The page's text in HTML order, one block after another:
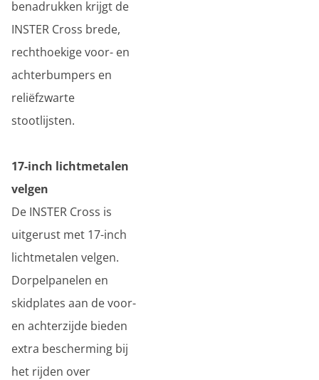
benadrukken krijgt de
INSTER Cross brede,
rechthoekige voor- en
achterbumpers en
reliëfzwarte
stootlijsten.
17-inch lichtmetalen
velgen
De INSTER Cross is
uitgerust met 17-inch
lichtmetalen velgen.
Dorpelpanelen en
skidplates aan de voor-
en achterzijde bieden
extra bescherming bij
het rijden over